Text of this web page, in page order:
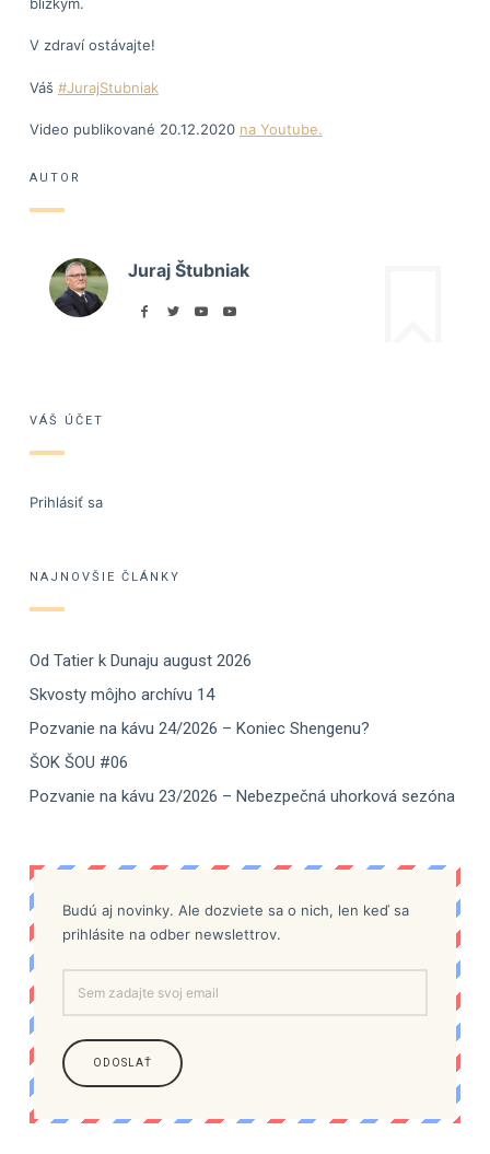
V zdraví ostávajte!
Váš #JurajStubniak
Video publikované 20.12.2020 na Youtube.
AUTOR
Juraj Štubniak
VÁŠ ÚČET
Prihlásiť sa
NAJNOVŠIE ČLÁNKY
Od Tatier k Dunaju august 2026
Skvosty môjho archívu 14
Pozvanie na kávu 24/2026 – Koniec Shengenu?
ŠOK ŠOU #06
Pozvanie na kávu 23/2026 – Nebezpečná uhorková sezóna
Budú aj novinky. Ale dozviete sa o nich, len keď sa
prihlásite na odber newslettrov.